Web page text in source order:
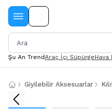
Şu An TrendAraç İçi Süpürge
Giyilebilir Aksesuarlar